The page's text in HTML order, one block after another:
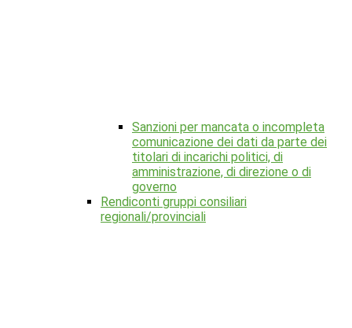
Sanzioni per mancata o incompleta
comunicazione dei dati da parte dei
titolari di incarichi politici, di
amministrazione, di direzione o di
governo
Rendiconti gruppi consiliari
regionali/provinciali